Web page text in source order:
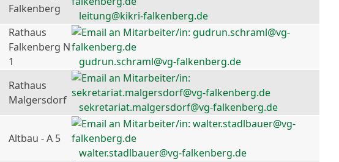
Falkenberg
leitung@kikri-falkenberg.de
Rathaus
Falkenberg N
1
gudrun.schraml@vg-falkenberg.de
Rathaus
Malgersdorf
sekretariat.malgersdorf@vg-falkenberg.de
Altbau - A 5
walter.stadlbauer@vg-falkenberg.de